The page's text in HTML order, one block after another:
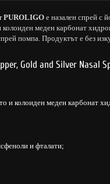
PUROLIGO е назален спрей с
меден карбонат
помпа. Продуктът е без
Gold and Silver Nasal
и колоиден меден карбонат
и фталати;